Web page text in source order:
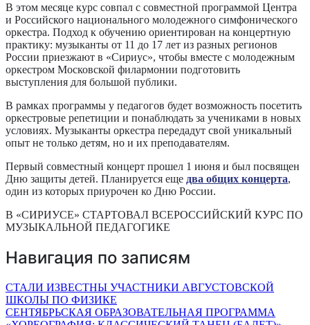
В этом месяце курс совпал с совместной программой Центра
и Российского национального молодежного симфонического
оркестра. Подход к обучению ориентирован на концертную
практику: музыканты от 11 до 17 лет из разных регионов
России приезжают в «Сириус», чтобы вместе с молодежным
оркестром Московской филармонии подготовить
выступления для большой публики.
В рамках программы у педагогов будет возможность посетить
оркестровые репетиции и понаблюдать за учениками в новых
условиях. Музыканты оркестра передадут свой уникальный
опыт не только детям, но и их преподавателям.
Первый совместный концерт прошел 1 июня и был посвящен
Дню защиты детей. Планируется еще два общих концерта,
один из которых приурочен ко Дню России.
В «СИРИУСЕ» СТАРТОВАЛ ВСЕРОССИЙСКИЙ КУРС ПО
МУЗЫКАЛЬНОЙ ПЕДАГОГИКЕ
Навигация по записям
СТАЛИ ИЗВЕСТНЫ УЧАСТНИКИ АВГУСТОВСКОЙ
ШКОЛЫ ПО ФИЗИКЕ
СЕНТЯБРЬСКАЯ ОБРАЗОВАТЕЛЬНАЯ ПРОГРАММА